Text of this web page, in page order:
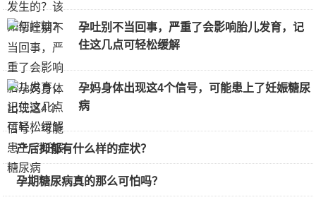
孕吐别不当回事，严重了会影响胎儿发育，记
住这几点可轻松缓解
孕妈身体出现这4个信号，可能患上了妊娠糖尿
病
产后抑郁有什么样的症状？
孕期糖尿病真的那么可怕吗？